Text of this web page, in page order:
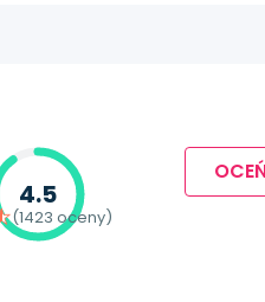
4.5
(1423 oceny)